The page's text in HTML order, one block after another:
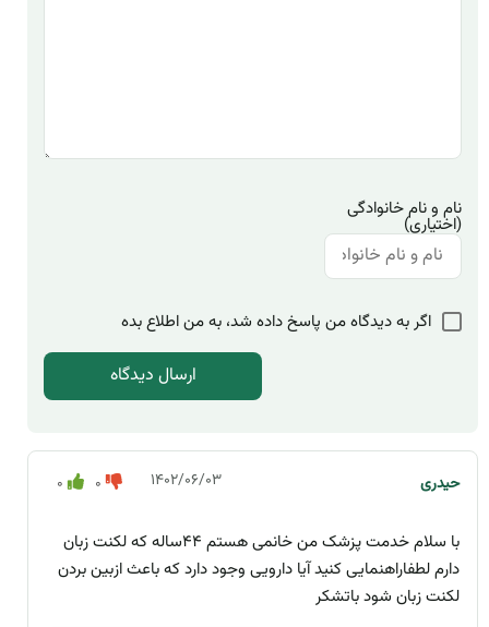
۱۴۰۲/۰۶/۰۳ حیدری 0 0
با سلام خدمت پزشک من خانمی هستم ۴۴ساله که لکنت زبان
دارم لطفاراهنمایی کنید آیا دارویی وجود دارد که باعث ازبین بردن
لکنت زبان شود باتشکر
نام و نام خانوادگی
(اختیاری)
اگر به دیدگاه من پاسخ داده شد، به من اطلاع بده